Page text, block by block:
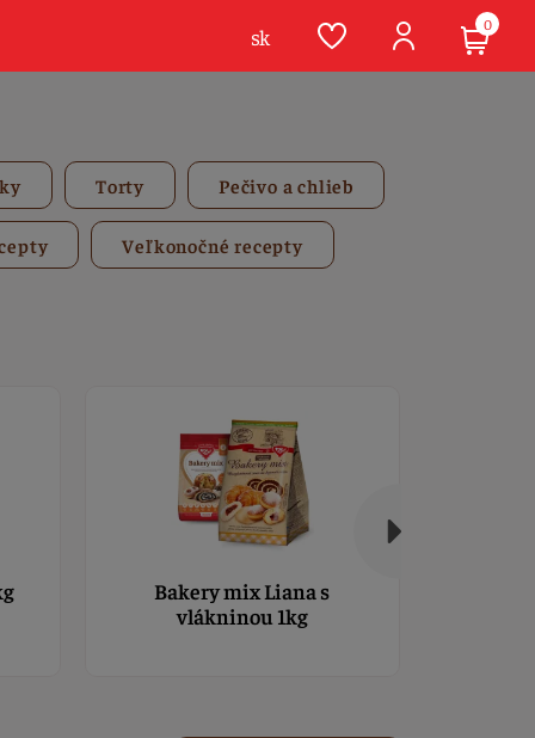
Torty Pečivo a chlieb
Veľkonočné recepty
Bakery mix Liana s
vlákninou 1kg
sk 0